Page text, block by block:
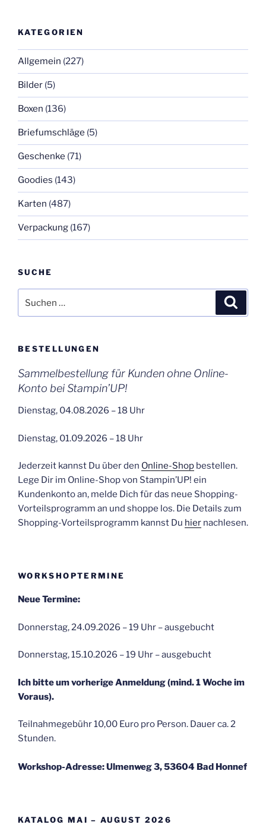
KATEGORIEN
Allgemein (227)
Bilder (5)
Boxen (136)
Briefumschläge (5)
Geschenke (71)
Goodies (143)
Karten (487)
Verpackung (167)
SUCHE
nach:
BESTELLUNGEN
Sammelbestellung für Kunden ohne Online-
Konto bei Stampin’UP!
Dienstag, 04.08.2026 – 18 Uhr
Dienstag, 01.09.2026 – 18 Uhr
Jederzeit kannst Du über den Online-Shop bestellen.
Lege Dir im Online-Shop von Stampin’UP! ein
Kundenkonto an, melde Dich für das neue Shopping-
Vorteilsprogramm an und shoppe los. Die Details zum
Shopping-Vorteilsprogramm kannst Du hier nachlesen.
WORKSHOPTERMINE
Neue Termine:
Donnerstag, 24.09.2026 – 19 Uhr – ausgebucht
Donnerstag, 15.10.2026 – 19 Uhr – ausgebucht
Ich bitte um vorherige Anmeldung (mind. 1 Woche im
Voraus).
Teilnahmegebühr 10,00 Euro pro Person. Dauer ca. 2
Stunden.
Workshop-Adresse: Ulmenweg 3, 53604 Bad Honnef
KATALOG MAI – AUGUST 2026